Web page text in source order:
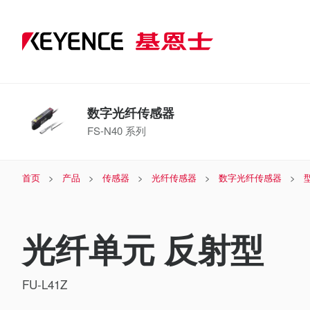
数字光纤传感器
FS-N40 系列
首页 产品 传感器 光纤传感器 数字光纤传感器
光纤单元 反射型
FU-L41Z